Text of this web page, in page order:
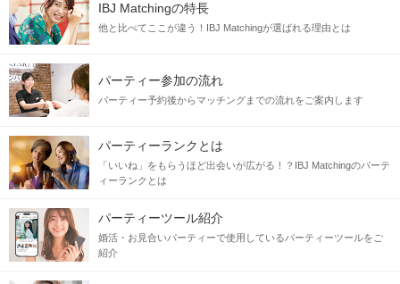
IBJ Matchingの特長
他と比べてここが違う！IBJ Matchingが選ばれる理由とは
パーティー参加の流れ
パーティー予約後からマッチングまでの流れをご案内します
パーティーランクとは
「いいね」をもらうほど出会いが広がる！？IBJ Matchingのパーテ
ィーランクとは
パーティーツール紹介
婚活・お見合いパーティーで使用しているパーティーツールをご
紹介